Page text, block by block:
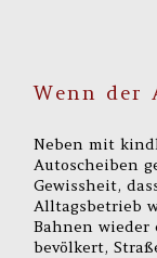
Wenn der
Neben mit
Autoscheiben
Gewissheit,
Alltagsbetrieb
Bahnen wieder
bevölkert,